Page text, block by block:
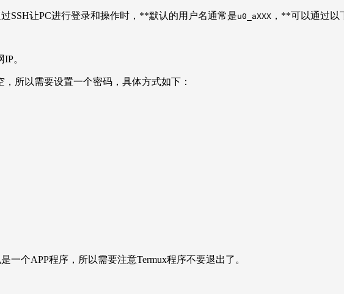
SSH让PC进行登录和操作时，**默认的用户名通常是u0_aXXX ，**可以通过以
。
所以需要设置一个密码，具体方式如下：
一个APP程序，所以需要注意Termux程序不要退出了。